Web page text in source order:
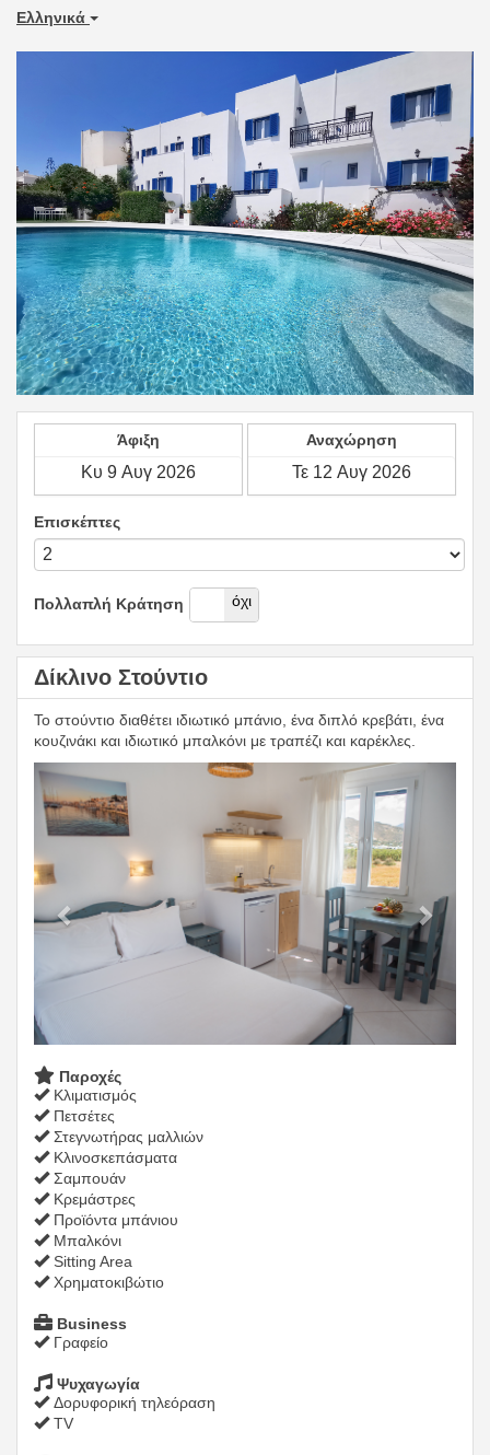
Ελληνικά
Άφιξη Αναχώρηση
Επισκέπτες
Πολλαπλή Κράτηση
Ναί όχι
Δίκλινο Στούντιο
Το στούντιο διαθέτει ιδιωτικό μπάνιο, ένα διπλό κρεβάτι, ένα
κουζινάκι και ιδιωτικό μπαλκόνι με τραπέζι και καρέκλες.
Previous
Παροχές
Κλιματισμός
Πετσέτες
Στεγνωτήρας μαλλιών
Κλινοσκεπάσματα
Σαμπουάν
Κρεμάστρες
Προϊόντα μπάνιου
Μπαλκόνι
Sitting Area
Χρηματοκιβώτιο
Business
Γραφείο
Ψυχαγωγία
Δορυφορική τηλεόραση
TV